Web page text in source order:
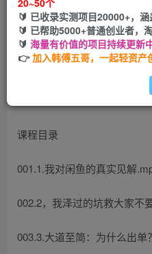
您当前未登录
课程目录
001.1.我对闲鱼的真实见解
002.2，我泽过的坑救大家不
003.3.大道至简：为什么出
🔰 已收录实测项目20000+，
🔰 已帮助5000+普通创业者，
🔰 海量有价值的项目持续更新
👉加入韩傅五哥，一起轻资产